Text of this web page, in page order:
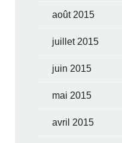
août 2015
juillet 2015
juin 2015
mai 2015
avril 2015